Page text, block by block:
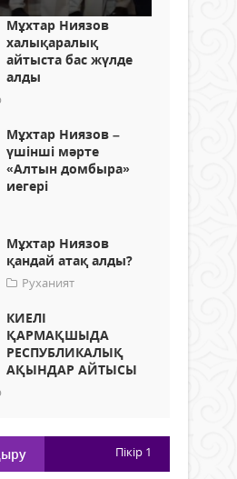
Мұхтар Ниязов
халықаралық
айтыста бас жүлде
алды
Мұхтар Ниязов –
үшінші мәрте
«Алтын домбыра»
иегері
Мұхтар Ниязов
қандай атақ алды?
Руханият
КИЕЛІ
ҚАРМАҚШЫДА
РЕСПУБЛИКАЛЫҚ
АҚЫНДАР АЙТЫСЫ
Пікір 1